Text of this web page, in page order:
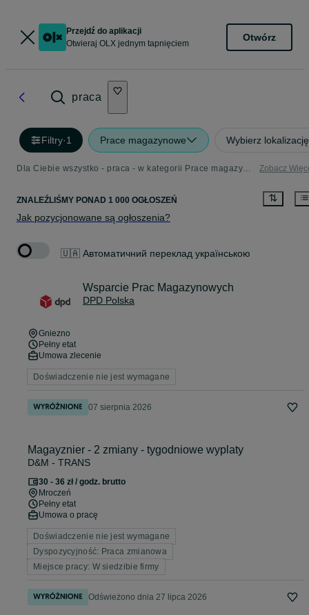
Przejdź do aplikacji
Otwieraj OLX jednym tapnięciem
Otwórz
praca
Filtry·1 Prace magazynowe Wybierz lokalizację
Dla Ciebie wszystko - praca - w kategorii Prace magazynowe Zobacz
ZNALEŹLIŚMY PONAD 1 000 OGŁOSZEŃ
Jak pozycjonowane są ogłoszenia?
🇺🇦 Автоматичний переклад українською
Wsparcie Prac Magazynowych
DPD Polska
Gniezno
Pełny etat
Umowa zlecenie
Doświadczenie nie jest wymagane
07 sierpnia 2026
Magayznier - 2 zmiany - tygodniowe wyplaty
D&M - TRANS
30 - 36 zł / godz. brutto
Mroczeń
Pełny etat
Umowa o pracę
Doświadczenie nie jest wymagane
Dyspozycyjność: Praca zmianowa
Miejsce pracy: W siedzibie firmy
Odświeżono dnia 27 lipca 2026